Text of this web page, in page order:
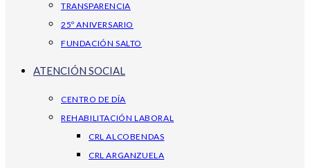
TRANSPARENCIA
25º ANIVERSARIO
FUNDACIÓN SALTO
ATENCIÓN SOCIAL
CENTRO DE DÍA
REHABILITACIÓN LABORAL
CRL ALCOBENDAS
CRL ARGANZUELA